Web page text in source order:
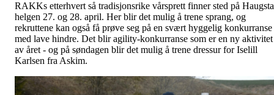
RAKKs etterhvert så tradisjonsrike vårsprett finner sted på
helgen 27. og 28. april. Her blir det mulig å trene sprang, og
rekruttene kan også få prøve seg på en svært hyggelig konkurranse
med lave hindre. Det blir agility-konkurranse som er en ny aktivitet
av året - og på søndagen blir det mulig å trene dressur for Iselill
Karlsen fra Askim.